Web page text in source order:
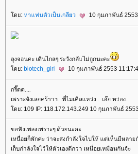
ดย: หาแฟนตัวเป็นเกลียว 10 กุมภาพันธ์
ลุงจอนคะ เดินไกลๆ ระวังกลับไม่ถูกนะคะ
ดย: biotech_girl 10 กุมภาพันธ์ 2553
กรี๊ดด....
เพราะจังเลยคร้าาา...พี่ไมเคิลแหว่ง... เอ๊ย หว่อง..
ดย: 109 IP: 118.172.143.249 10 กุมภาพันธ์
ขอฟังเพลงเพราะๆ ด้วยนะคะ
เหนื่อยก็พักค่ะ ว่าจะส่งกำลังใจไปให้ แต่เห็นมีหลาย
เก็บกำลังใจไว้ให้ตัวเองดีกว่า เหนื่อยเหมือนกันจ้ะ